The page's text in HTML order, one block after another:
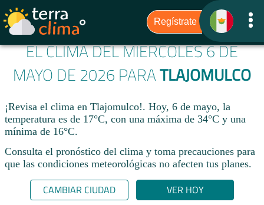
EL CLIMA DEL MIÉRCOLES 6 DE
MAYO DE 2026 PARATLAJOMULCO
¡Revisa el clima en Tlajomulco!. Hoy, 6 de mayo, la
temperatura es de 17°C, con una máxima de 34°C y una
mínima de 16°C.​
Consulta el pronóstico del clima y toma precauciones para
que las condiciones meteorológicas no afecten tus planes.​
CAMBIAR CIUDAD VER HOY